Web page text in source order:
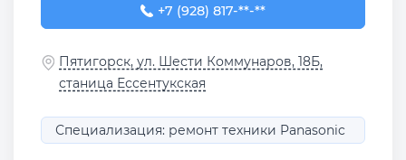
+7 (928) 817-49-81
+7 (928) 817-**-**
Пятигорск, ул. Шести Коммунаров, 18Б,
станица Ессентукская
Специализация: ремонт техники Panasonic